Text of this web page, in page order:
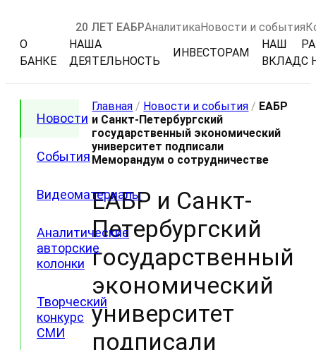
20 ЛЕТ ЕАБРАналитикаНовости и события
О
БАНКЕ
НАША
ДЕЯТЕЛЬНОСТЬ
ИНВЕСТОРАМ
НАШ
ВКЛАДС
Новости
События
Видеоматериалы
Аналитические
авторские
колонки
Творческий
конкурс
СМИ
Главная / Новости и события / ЕАБР
и Санкт-Петербургский
государственный экономический
университет подписали
Меморандум о сотрудничестве
ЕАБР и Санкт-
Петербургский
государственный
экономический
университет
подписали